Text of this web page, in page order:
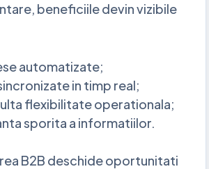
beneficiile devin vizibile
automatizate;
in timp real;
flexibilitate operationala;
sporita a informatiilor.
B2B deschide oportunitati